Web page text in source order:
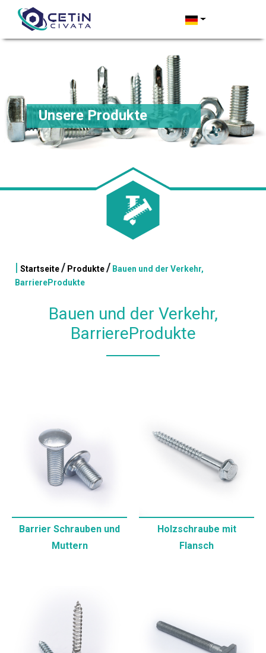
Unsere Produkte
| Startseite/ Produkte/ Bauen und der Verkehr,
BarriereProdukte
Bauen und der Verkehr,
BarriereProdukte
Barrier Schrauben und
Muttern
Holzschraube mit
Flansch